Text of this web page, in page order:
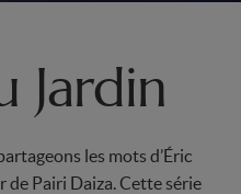
Jardin
les mots d’Éric
Pairi Daiza. Cette série